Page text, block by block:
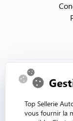
© Copyright
Top Sellerie
vous fournir la